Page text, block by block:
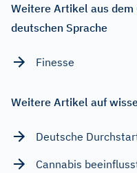
Weitere Artikel aus
deutschen Sprache
Finesse
Weitere Artikel auf
Deutsche
Cannabis